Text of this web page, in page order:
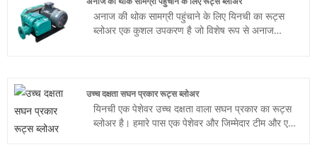
बढ़ जाती है।
अनाज की थोक सामग्री पहुंचाने के लिए यिनची का रूट्स
ब्लोअर एक कुशल उपकरण है जो विशेष रूप से अनाज
उन्नत रूट ब्लोअर तकनीक का उपयोग करता है।
उच्च दक्षता सघन प्रकार रूट्स ब्लोअर
यिनची एक पेशेवर उच्च दक्षता वाला सघन प्रकार का रूट्स
ब्लोअर है। हमारे पास एक पेशेवर और जिम्मेदार टीम और एक